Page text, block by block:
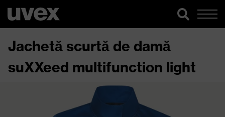
Jachetă scurtă de damă
suXXeed multifunction light